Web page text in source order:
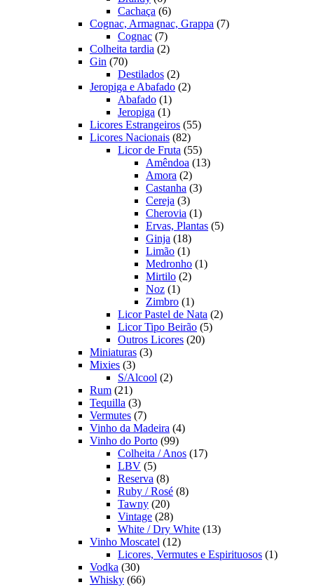
produtos
Cachaça 66
produtos
Cognac, Armagnac, Grappa 77
Cognac 77
produtos
Colheita tardia 22
Gin 7070
produtos
Destilados 22
produtos
Jeropiga e Abafado 22
Abafado 11
produto
Jeropiga 11
produto
Licores Estrangeiros 5555
Licores Nacionais 8282
produtos
Licor de Fruta 5555
produtos
Amêndoa 1313
Amora 22
produtos
Castanha 33
Cereja 33
produtos
Cherovia 11
produto
Ervas, Plantas 55
Ginja 1818
produtos
Limão 11
produto
Medronho 11
Mirtilo 22
Noz 11
produto
Zimbro 11
produto
Licor Pastel de Nata 22
Licor Tipo Beirão 55
Outros Licores 2020
Miniaturas 33
Mixies 33
produtos
S/Alcool 22
Rum 2121
produtos
Tequilla 33
produtos
Vermutes 77
produtos
Vinho da Madeira 44
Vinho do Porto 9999
produtos
Colheita / Anos 1717
LBV 55
produtos
Reserva 88
produtos
Ruby / Rosé 88
Tawny 2020
produtos
Vintage 2828
produtos
White / Dry White 1313
Vinho Moscatel 1212
produtos
Licores, Vermutes e Espirituosos 11
Vodka 3030
produtos
Whisky 6666